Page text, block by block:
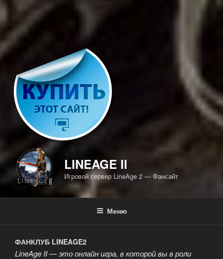
LINEAGE II
Игровой сервер LineAge 2 — Фансайт
Меню
ФАНКЛУБ LINEAGE2
LineAge II — это онлайн игра, в которой вы в роли